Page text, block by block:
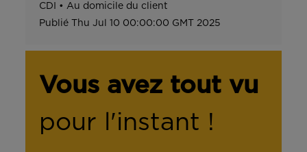
CDI • Au domicile du client
Publié Thu Jul 10 00:00:00 GMT 2025
Vous avez tout vu
pour l'instant !